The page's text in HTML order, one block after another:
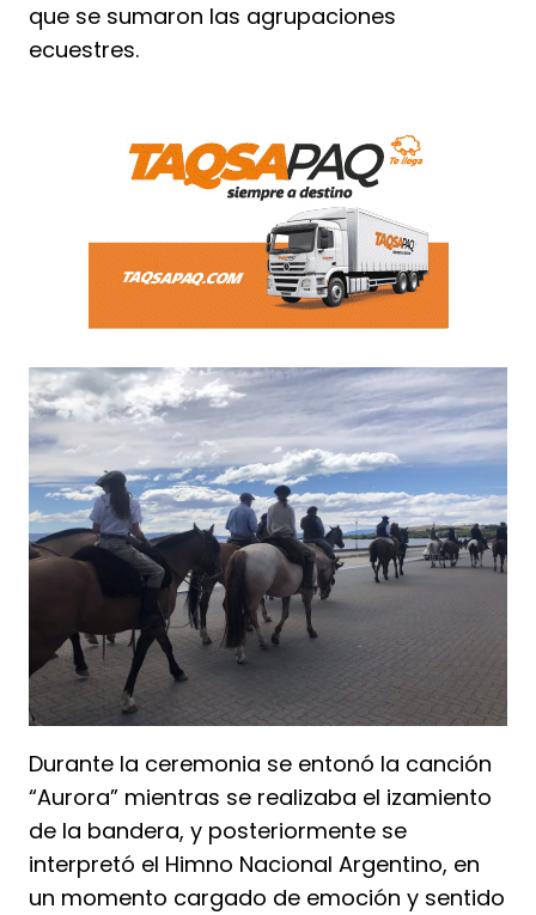
que se sumaron las agrupaciones
ecuestres.
Durante la ceremonia se entonó la canción
“Aurora” mientras se realizaba el izamiento
de la bandera, y posteriormente se
interpretó el Himno Nacional Argentino, en
un momento cargado de emoción y sentido